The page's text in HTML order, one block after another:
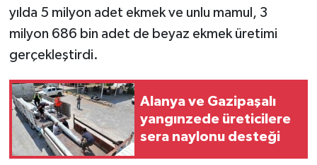
yılda 5 milyon adet ekmek ve unlu mamul, 3
milyon 686 bin adet de beyaz ekmek üretimi
gerçekleştirdi.
Alanya ve Gazipaşalı
yangınzede üreticilere
sera naylonu desteği